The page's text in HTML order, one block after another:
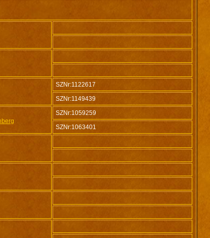
SZNr:1122617
SZNr:1149439
SZNr:1059259
SZNr:1063401